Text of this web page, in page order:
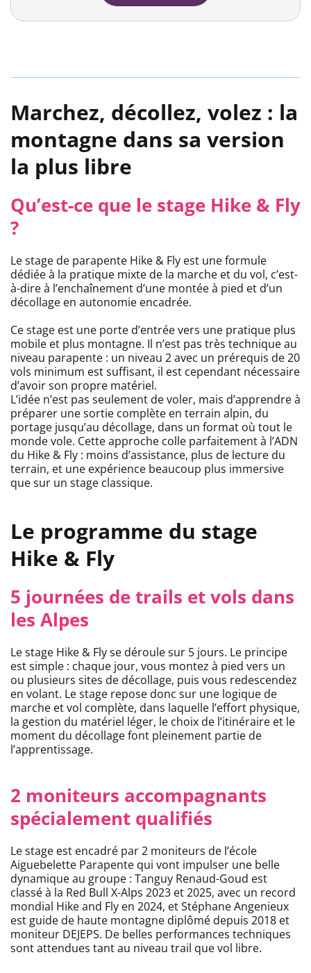
Marchez, décollez, volez : la
montagne dans sa version
la plus libre
Qu’est-ce que le stage Hike & Fly
?
Le stage de parapente Hike & Fly est une formule
dédiée à la pratique mixte de la marche et du vol, c’est-
à-dire à l’enchaînement d’une montée à pied et d’un
décollage en autonomie encadrée.
Ce stage est une porte d’entrée vers une pratique plus
mobile et plus montagne. Il n’est pas très technique au
niveau parapente : un niveau 2 avec un prérequis de 20
vols minimum est suffisant, il est cependant nécessaire
d’avoir son propre matériel.
L’idée n’est pas seulement de voler, mais d’apprendre à
préparer une sortie complète en terrain alpin, du
portage jusqu’au décollage, dans un format où tout le
monde vole. Cette approche colle parfaitement à l’ADN
du Hike & Fly : moins d’assistance, plus de lecture du
terrain, et une expérience beaucoup plus immersive
que sur un stage classique.
Le programme du stage
Hike & Fly
5 journées de trails et vols dans
les Alpes
Le stage Hike & Fly se déroule sur 5 jours. Le principe
est simple : chaque jour, vous montez à pied vers un
ou plusieurs sites de décollage, puis vous redescendez
en volant. Le stage repose donc sur une logique de
marche et vol complète, dans laquelle l’effort physique,
la gestion du matériel léger, le choix de l’itinéraire et le
moment du décollage font pleinement partie de
l’apprentissage.
2 moniteurs accompagnants
spécialement qualifiés
Le stage est encadré par 2 moniteurs de l’école
Aiguebelette Parapente qui vont impulser une belle
dynamique au groupe : Tanguy Renaud-Goud est
classé à la Red Bull X-Alps 2023 et 2025, avec un record
mondial Hike and Fly en 2024, et Stéphane Angenieux
est guide de haute montagne diplômé depuis 2018 et
moniteur DEJEPS. De belles performances techniques
sont attendues tant au niveau trail que vol libre.